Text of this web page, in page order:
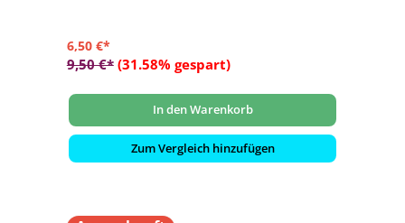
6,50 €*
9,50 €* (31.58% gespart)
In den Warenkorb
Zum Vergleich hinzufügen